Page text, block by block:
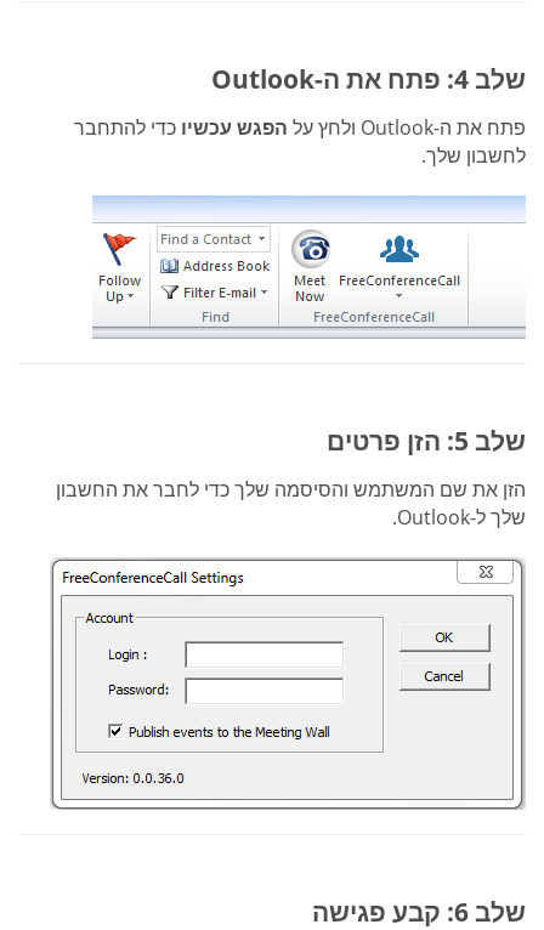
שלב 4: פתח את ה-Outlook
פתח את ה-Outlook ולחץ על הפגש עכשיו כדי להתחבר
לחשבון שלך.
שלב 5: הזן פרטים
הזן את שם המשתמש והסיסמה שלך כדי לחבר את החשבון
שלך ל-Outlook.
שלב 6: קבע פגישה